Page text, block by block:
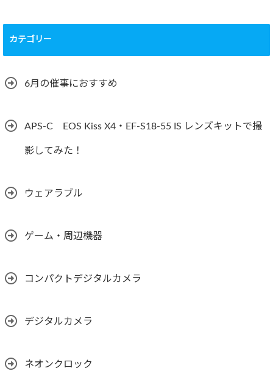
カテゴリー
6月の催事におすすめ
APS-C EOS Kiss X4・EF-S18-55 IS レンズキットで撮
影してみた！
ウェアラブル
ゲーム・周辺機器
コンパクトデジタルカメラ
デジタルカメラ
ネオンクロック